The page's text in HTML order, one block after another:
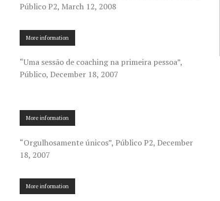
Público P2, March 12, 2008
More information
“Uma sessão de coaching na primeira pessoa”,
Público, December 18, 2007
More information
“Orgulhosamente únicos”, Público P2, December
18, 2007
More information